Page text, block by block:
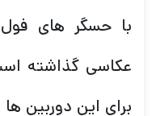
با حسگر های فول
عکاسی گذاشته
برای این دوربین